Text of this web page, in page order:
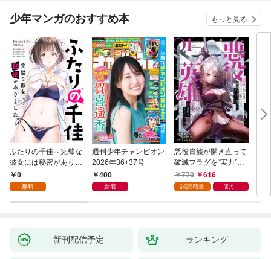
少年マンガのおすすめ本 もっと見る
ふたりの千佳～完璧な
彼女には秘密がありま
した(1)
0
無料
週刊少年チャンピオン
2026年36+37号
400
新着
悪役貴族が開き直って
破滅フラグを“実力”で
叩き折っていたら、い
つの間にかヒロイン達
770 616
試読増量 割引
弱
新刊配信予定 ランキング